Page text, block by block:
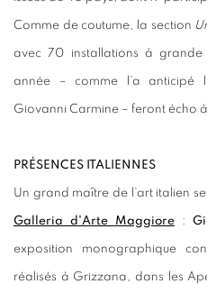
Comme de coutume, la section
avec 70 installations à
année – comme l’a anticipé
Giovanni Carmine – feront écho
PR ÉSENCES ITALIENNES
Un grand maître de l’art italien
Galleria d'Arte Maggiore :
exposition monographique
réalisés à Grizzana, dans les